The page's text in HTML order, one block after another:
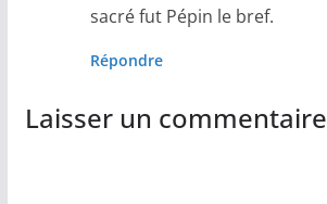
sacré fut Pépin le bref.
Répondre
Laisser un commentaire